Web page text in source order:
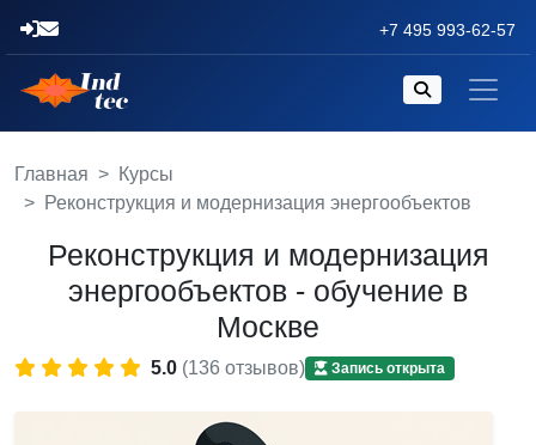
+7 495 993-62-57
Главная
Курсы
Реконструкция и модернизация энергообъектов
Реконструкция и модернизация
энергообъектов - обучение в
Москве
5.0 (136 отзывов) Запись открыта